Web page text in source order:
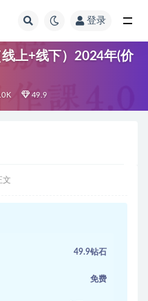
登录
上+线下）2024年(价
49.9
文
49.9钻石
免费